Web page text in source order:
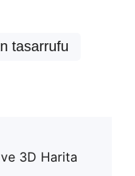
tasarrufu
3D Harita